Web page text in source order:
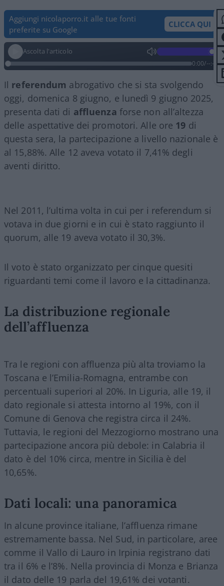
Aggiungi nicolaporro.it alle tue fonti
preferite su Google
CLICCA QUI
Ascolta l'articolo
0:00/--:--
Il referendum abrogativo che si sta svolgendo
oggi, domenica 8 giugno, e lunedì 9 giugno 2025,
presenta dati di affluenza forse non all’altezza
delle aspettative dei promotori. Alle ore 19 di
questa sera, la partecipazione a livello nazionale è
al 15,88%. Alle 12 aveva votato il 7,41% degli
aventi diritto.
Nel 2011, l’ultima volta in cui per i referendum si
votava in due giorni e in cui è stato raggiunto il
quorum, alle 19 aveva votato il 30,3%.
Il voto è stato organizzato per cinque quesiti
riguardanti temi come il lavoro e la cittadinanza.
La distribuzione regionale
dell’affluenza
Tra le regioni con affluenza più alta troviamo la
Toscana e l’Emilia-Romagna, entrambe con
percentuali superiori al 20%. In Liguria, alle 19, il
dato regionale si attesta intorno al 19%, con il
Comune di Genova che registra circa il 24%.
Tuttavia, le regioni del Mezzogiorno mostrano una
partecipazione ancora più debole: in Calabria il
dato è del 10% circa, mentre in Sicilia è del
10,65%.
Dati locali: una panoramica
In alcune province italiane, l’affluenza rimane
estremamente bassa. Nel Sud, in particolare, aree
comme il Vallo di Lauro in Irpinia registrano dati
tra il 6% e l’8%. Nella provincia di Monza e Brianza
il dato delle 19 parla del 19,61% dei votanti.